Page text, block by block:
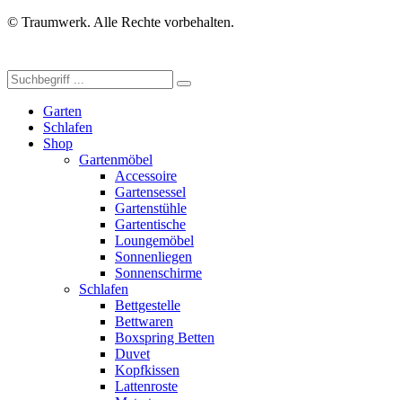
© Traumwerk. Alle Rechte vorbehalten.
Garten
Schlafen
Shop
Gartenmöbel
Accessoire
Gartensessel
Gartenstühle
Gartentische
Loungemöbel
Sonnenliegen
Sonnenschirme
Schlafen
Bettgestelle
Bettwaren
Boxspring Betten
Duvet
Kopfkissen
Lattenroste